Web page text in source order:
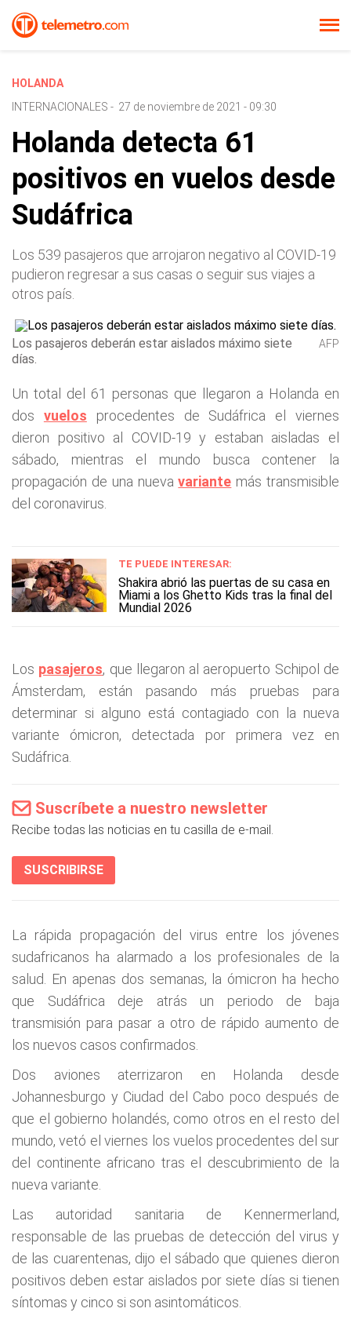
HOLANDA
INTERNACIONALES - 27 de noviembre de 2021 - 09:30
Holanda detecta 61
positivos en vuelos desde
Sudáfrica
Los 539 pasajeros que arrojaron negativo al COVID-19
pudieron regresar a sus casas o seguir sus viajes a
otros país.
Los pasajeros deberán estar aislados máximo siete
días.
AFP
Un total del 61 personas que llegaron a Holanda en
dos vuelos procedentes de Sudáfrica el viernes
dieron positivo al COVID-19 y estaban aisladas el
sábado, mientras el mundo busca contener la
propagación de una nuevavariante más transmisible
del coronavirus.
TE PUEDE INTERESAR:
Shakira abrió las puertas de su casa en
Miami a los Ghetto Kids tras la final del
Mundial 2026
Los pasajeros, que llegaron al aeropuerto Schipol de
Ámsterdam, están pasando más pruebas para
determinar si alguno está contagiado con la nueva
variante ómicron, detectada por primera vez en
Sudáfrica.
Suscríbete a nuestro newsletter
Recibe todas las noticias en tu casilla de e-mail.
SUSCRIBIRSE
La rápida propagación del virus entre los jóvenes
sudafricanos ha alarmado a los profesionales de la
salud. En apenas dos semanas, la ómicron ha hecho
que Sudáfrica deje atrás un periodo de baja
transmisión para pasar a otro de rápido aumento de
los nuevos casos confirmados.
Dos aviones aterrizaron en Holanda desde
Johannesburgo y Ciudad del Cabo poco después de
que el gobierno holandés, como otros en el resto del
mundo, vetó el viernes los vuelos procedentes del sur
del continente africano tras el descubrimiento de la
nueva variante.
Las autoridad sanitaria de Kennermerland,
responsable de las pruebas de detección del virus y
de las cuarentenas, dijo el sábado que quienes dieron
positivos deben estar aislados por siete días si tienen
síntomas y cinco si son asintomáticos.